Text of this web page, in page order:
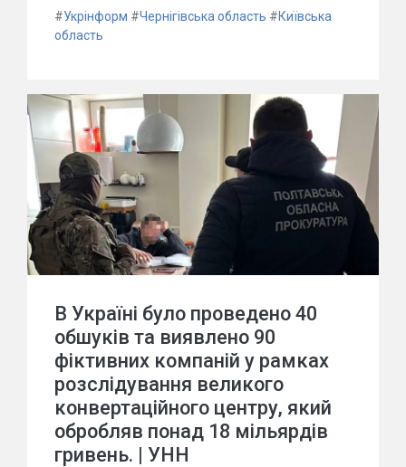
#Укрінформ #Чернігівська область #Київська
область
В Україні було проведено 40
обшуків та виявлено 90
фіктивних компаній у рамках
розслідування великого
конвертаційного центру, який
обробляв понад 18 мільярдів
гривень. | УНН